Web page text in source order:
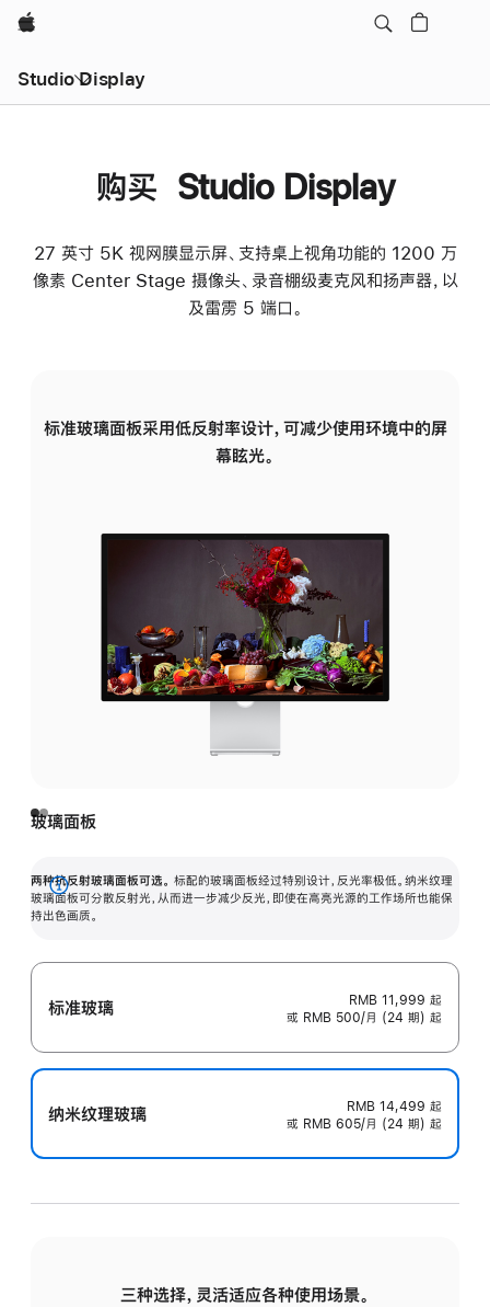
Apple
Studio Display
购买 Studio Display
27 英寸 5K 视网膜显示屏、支持桌上视角功能的 1200 万
像素 Center Stage 摄像头、录音棚级麦克风和扬声器，以
及雷雳 5 端口。
标准玻璃面板采用低反射率设计，可减少使用环境中的屏
幕眩光。
玻璃面板
两种抗反射玻璃面板可选。 标配的玻璃面板经过特别设计，反光率极低。纳米纹理
玻璃面板可分散反射光，从而进一步减少反光，即使在高亮光源的工作场所也能保
持出色画质。
展
开
标准玻璃 RMB 11,999 起
或 RMB 500/月 (24 期) 起
纳米纹理玻璃 RMB 14,499 起
或 RMB 605/月 (24 期) 起
三种选择，灵活适应各种使用场景。